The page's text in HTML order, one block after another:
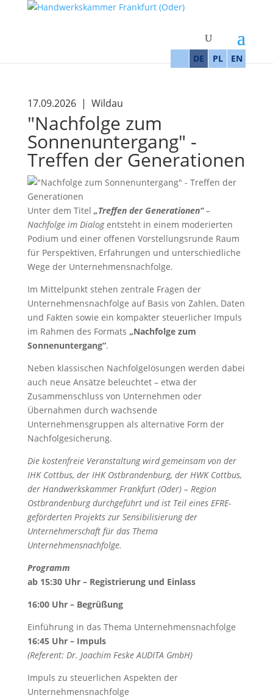
DE PL EN
17.09.2026 | Wildau
"Nachfolge zum
Sonnenuntergang" -
Treffen der Generationen
Unter dem Titel „Treffen der Generationen“–
Nachfolge im Dialogentsteht in einem moderierten
Podium und einer offenen Vorstellungsrunde Raum
für Perspektiven, Erfahrungen und unterschiedliche
Wege der Unternehmensnachfolge.
Im Mittelpunkt stehen zentrale Fragen der
Unternehmensnachfolge auf Basis von Zahlen, Daten
und Fakten sowie ein kompakter steuerlicher Impuls
im Rahmen des Formats „Nachfolge zum
Sonnenuntergang“.
Neben klassischen Nachfolgelösungen werden dabei
auch neue Ansätze beleuchtet – etwa der
Zusammenschluss von Unternehmen oder
Übernahmen durch wachsende
Unternehmensgruppen als alternative Form der
Nachfolgesicherung.
Die kostenfreie Veranstaltung wird gemeinsam von der
IHK Cottbus, der IHK Ostbrandenburg, der HWK Cottbus,
der Handwerkskammer Frankfurt (Oder) – Region
Ostbrandenburg durchgeführt und ist Teil eines EFRE-
geförderten Projekts zur Sensibilisierung der
Unternehmerschaft für das Thema
Unternehmensnachfolge.
Programm
ab 15:30 Uhr – Registrierung und Einlass
16:00 Uhr – Begrüßung
Einführung in das Thema Unternehmensnachfolge
16:45 Uhr – Impuls
(Referent: Dr. Joachim Feske AUDITA GmbH)
Impuls zu steuerlichen Aspekten der
Unternehmensnachfolge